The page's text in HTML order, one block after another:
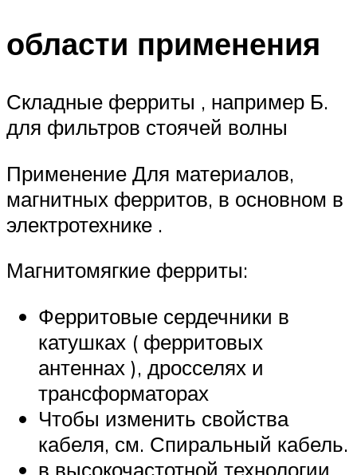
области применения
Складные ферриты , например Б.
для фильтров стоячей волны
Применение Для материалов,
магнитных ферритов, в основном в
электротехнике .
Магнитомягкие ферриты:
Ферритовые сердечники в
катушках ( ферритовых
антеннах ), дросселях и
трансформаторах
Чтобы изменить свойства
кабеля, см. Спиральный кабель.
в высокочастотной технологии